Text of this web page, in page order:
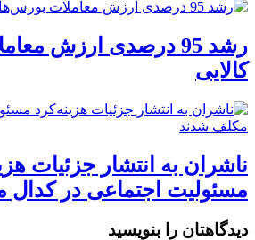
رشد 95 درصدی ارزش
کالایی
ناشران به انتشار جزئیات
مسئولیت اجتماعی در
دیدگاهتان را بنویسید